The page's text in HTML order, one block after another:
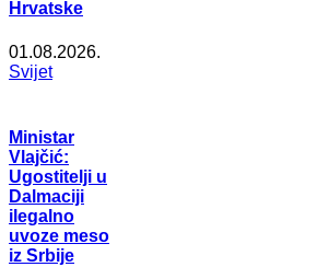
Hrvatske
01.08.2026.
Svijet
Ministar
Vlajčić:
Ugostitelji u
Dalmaciji
ilegalno
uvoze meso
iz Srbije